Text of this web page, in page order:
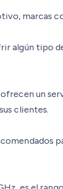
marcas
algún tipo
un
clientes.